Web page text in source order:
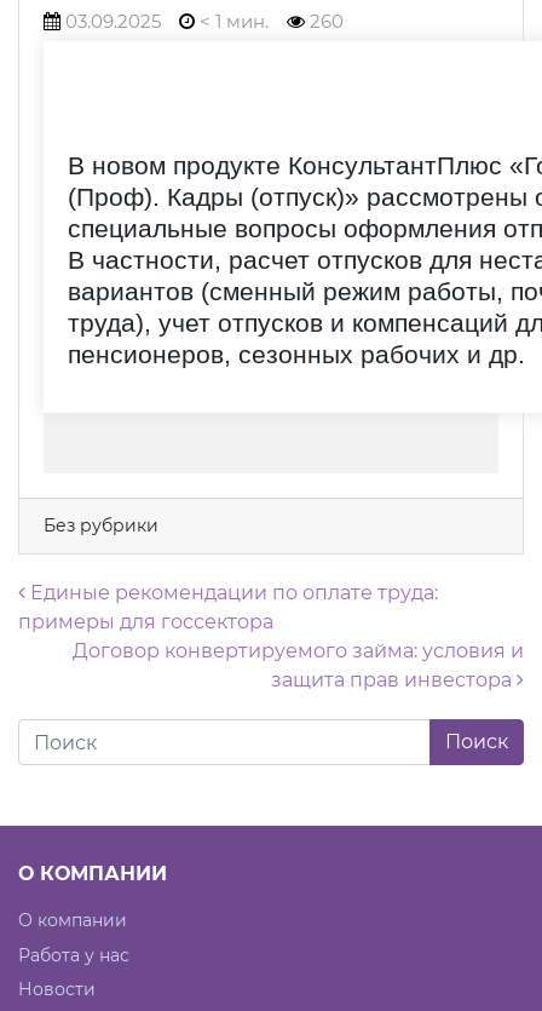
03.09.2025 < 1 мин. 260
В новом продукте КонсультантПлюс
(Проф). Кадры (отпуск)» рассмотрены
специальные вопросы оформления
В частности, расчет отпусков для
вариантов (сменный режим работы,
труда), учет отпусков и компенсаций
пенсионеров, сезонных рабочих и др.
Без рубрики
Навигация по записям
Единые рекомендации по оплате труда:
примеры для госсектора
Договор конвертируемого займа: условия и
защита прав инвестора
О КОМПАНИИ
О компании
Работа у нас
Новости